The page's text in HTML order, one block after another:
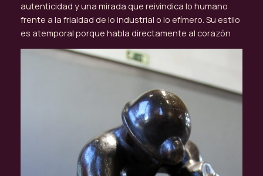
autenticidad y una mirada que reivindica lo humano
frente a la frialdad de lo industrial o lo efímero. Su estilo
es atemporal porque habla directamente al corazón